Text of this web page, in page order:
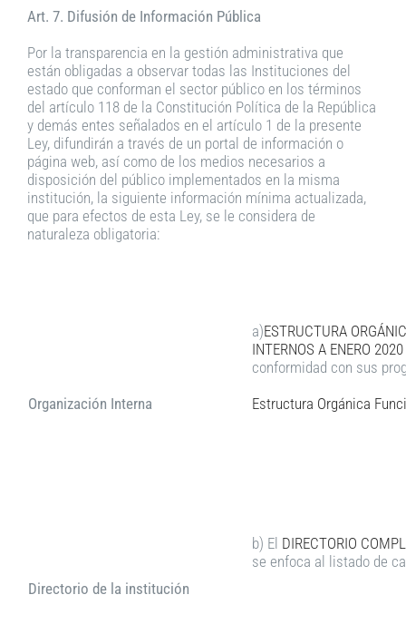
Art. 7. Difusión de Información Pública
Por la transparencia en la gestión administrativa que
están obligadas a observar todas las Instituciones del
estado que conforman el sector público en los términos
del artículo 118 de la Constitución Política de la República
y demás entes señalados en el artículo 1 de la presente
Ley, difundirán a través de un portal de información o
página web, así como de los medios necesarios a
disposición del público implementados en la misma
institución, la siguiente información mínima actualizada,
que para efectos de esta Ley, se le considera de
naturaleza obligatoria:
Organización Interna
a)ESTRUCTURA
INTERNOS A ENERO
conformidad con sus
Estructura Orgánica
Directorio de la institución
b) El DIRECTORIO
se enfoca al listado de